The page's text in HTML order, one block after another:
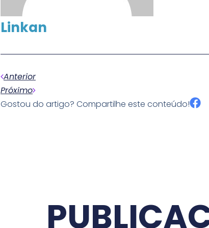
Linkan
Anterior
Próximo
Gostou do artigo? Compartilhe este conteúdo!